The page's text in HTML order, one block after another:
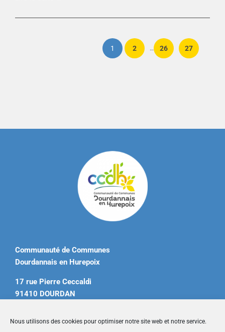
Nous utilisons des cookies pour optimiser notre site web et notre service.
1 2 … 26 27
Communauté de Communes
Dourdannais en Hurepoix
17 rue Pierre Ceccaldi
91410 DOURDAN
contact@ccdourdannais.com